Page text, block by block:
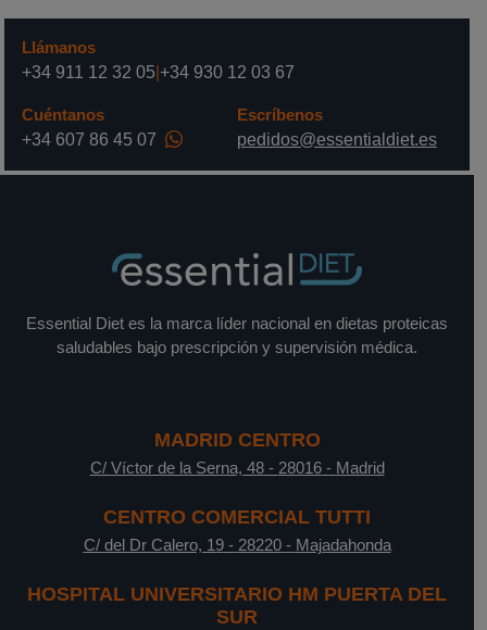
Llámanos
+34 911 12 32 05 +34 930 12 03 67
Cuéntanos
+34 607 86 45 07
Escríbenos
pedidos@essentialdiet.es
Essential Diet es la marca líder nacional en dietas proteicas
saludables bajo prescripción y supervisión médica.
MADRID CENTRO
C/ Víctor de la Serna, 48- 28016- Madrid
CENTRO COMERCIAL TUTTI
C/ del Dr Calero, 19- 28220- Majadahonda
HOSPITAL UNIVERSITARIO HM PUERTA DEL
SUR